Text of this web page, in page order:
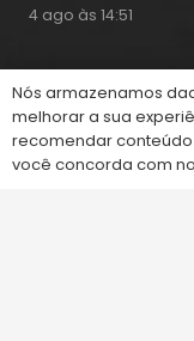
4 ago às 14:51
Fale
Nós armazenamos
melhorar a sua
recomendar conteúdo
você concorda com